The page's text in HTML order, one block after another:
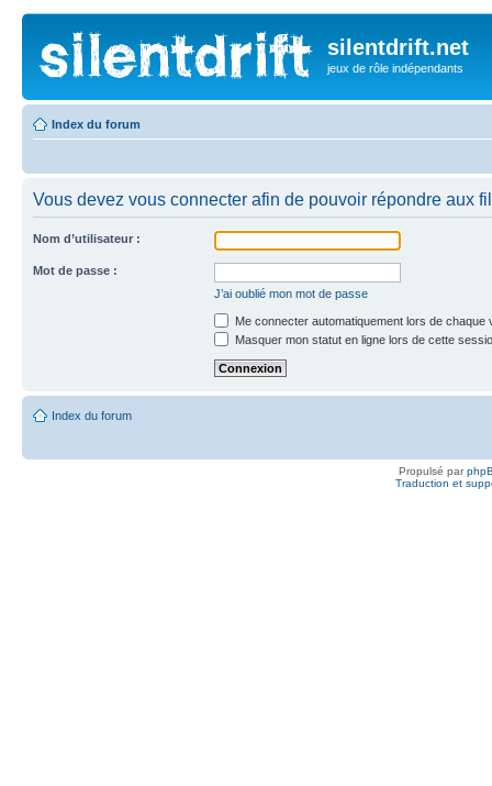
silentdrift.net
jeux de rôle indépendants
Index du forum
Vous devez vous connecter afin de pouvoir répondre aux
Nom d’utilisateur :
Mot de passe :
J’ai oublié mon mot de passe
Me connecter automatiquement lors de chaque
Masquer mon statut en ligne lors de cette
Index du forum
Propulsé par
Traduction et